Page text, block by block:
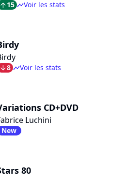
arrow_top15 timelineVoir les stats
arrow_bot8 timelineVoir les stats
CD+DVD
Luchini
New
80